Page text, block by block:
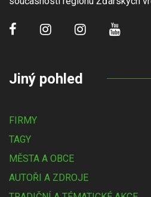
Jiný pohled
FIRMY
TAGY
MĚSTA A OBCE
AUTOŘI A ZDROJE